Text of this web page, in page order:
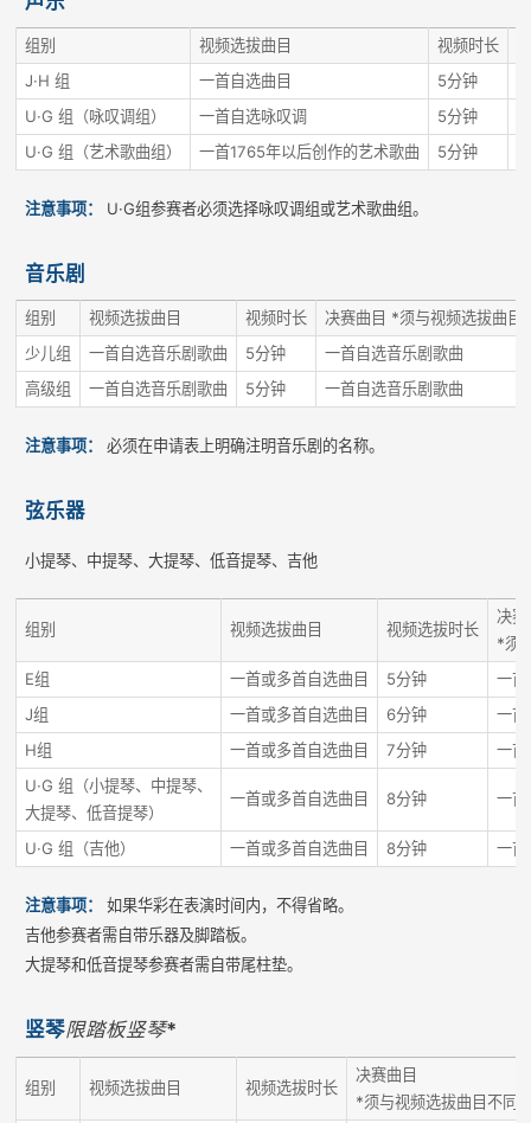
组别 视频选拔曲目 视频时长
J·H 组
一首自选曲目 5分钟
U·G 组（咏叹调组）
一首自选咏叹调 5分钟
U·G 组（艺术歌曲组）
一首1765年以后创作的艺术歌曲 5分钟
注意事项： U·G组参赛者必须选择咏叹调组或艺术歌曲组。
音乐剧
组别 视频选拔曲目 视频时长
决赛曲目 *须与视频选拔曲目
少儿组
一首自选音乐剧歌曲 5分钟
一首自选音乐剧歌曲
高级组
一首自选音乐剧歌曲 5分钟 一首自选音乐剧歌曲
注意事项： 必须在申请表上明确注明音乐剧的名称。
弦乐器
小提琴、中提琴、大提琴、低音提琴、吉他
组别 视频选拔曲目 视频选拔时长
决
*须
E组
一首或多首自选曲目 5分钟
一首
J组
一首或多首自选曲目 6分钟
一首
H组
一首或多首自选曲目 7分钟
一首
U·G 组（小提琴、中提琴、
大提琴、低音提琴）
一首或多首自选曲目 8分钟 一首
U·G 组（吉他） 一首或多首自选曲目 8分钟 一首
注意事项：
如果华彩在表演时间内，不得省略。
吉他参赛者需自带乐器及脚踏板。
大提琴和低音提琴参赛者需自带尾柱垫。
竖琴限踏板竖琴*
组别 视频选拔曲目 视频选拔时长
决赛曲目
*须与视频选拔曲目不同